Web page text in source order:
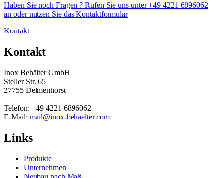
Haben Sie noch Fragen ? Rufen Sie uns unter +49 4221 6896062
an oder nutzen Sie das Kontaktformular
Kontakt
Kontakt
Inox Behälter GmbH
Steller Str. 65
27755 Delmenhorst
Telefon: +49 4221 6896062
E-Mail: mail@inox-behaelter.com
Links
Produkte
Unternehmen
Neubau nach Maß